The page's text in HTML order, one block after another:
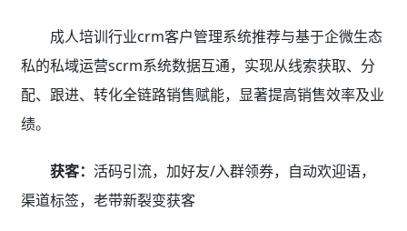
成人培训行业crm客户管理系统推荐与基于企微生态
私的私域运营scrm系统数据互通，实现从线索获取、分
配、跟进、转化全链路销售赋能，显著提高销售效率及业
绩。
获客： 活码引流，加好友/入群领券，自动欢迎语，
渠道标签，老带新裂变获客